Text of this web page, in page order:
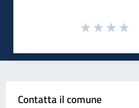
Contatta il comune